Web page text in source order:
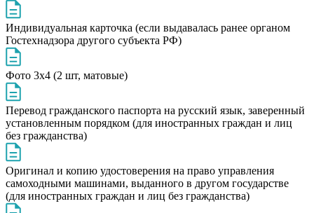
Индивидуальная карточка (если выдавалась ранее органом
Гостехнадзора другого субъекта РФ)
Фото 3х4 (2 шт, матовые)
Перевод гражданского паспорта на русский язык, заверенный
установленным порядком (для иностранных граждан и лиц
без гражданства)
Оригинал и копию удостоверения на право управления
самоходными машинами, выданного в другом государстве
(для иностранных граждан и лиц без гражданства)